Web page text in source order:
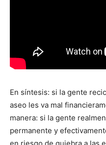
En síntesis: si la gente
aseo les va mal
manera: si la gente
permanente y